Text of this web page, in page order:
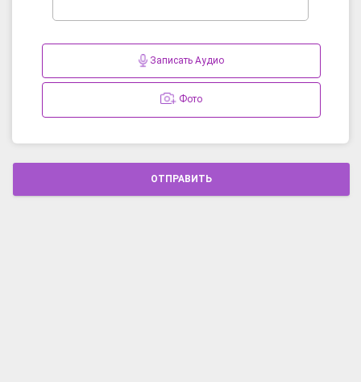
Записать Аудио
Фото
ОТПРАВИТЬ